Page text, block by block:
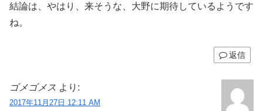
結論は、やはり、来そうな、大野に期待しているようです
ね。
返信
ゴメゴメス より:
2017年11月27日 12:11 AM